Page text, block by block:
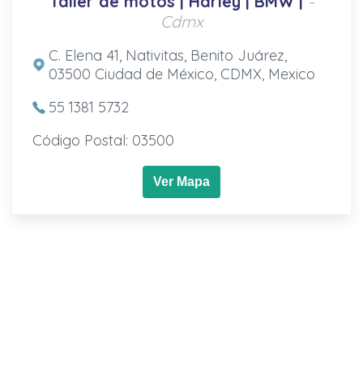
Cdmx
C. Elena 41, Nativitas, Benito Juárez,
03500 Ciudad de México, CDMX, Mexico
55 1381 5732
Código Postal: 03500
Ver Mapa